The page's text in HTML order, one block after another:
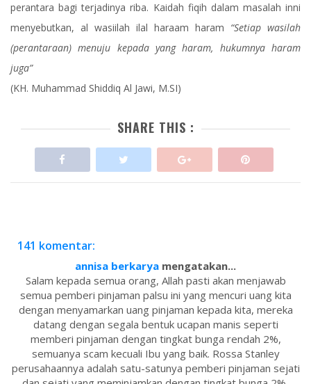
perantara bagi terjadinya riba. Kaidah fiqih dalam masalah inni
menyebutkan, al wasiilah ilal haraam haram “Setiap wasilah
(perantaraan) menuju kepada yang haram, hukumnya haram
juga”
(KH. Muhammad Shiddiq Al Jawi, M.SI)
SHARE THIS :
141 komentar:
annisa berkarya mengatakan...
Salam kepada semua orang, Allah pasti akan menjawab
semua pemberi pinjaman palsu ini yang mencuri uang kita
dengan menyamarkan uang pinjaman kepada kita, mereka
datang dengan segala bentuk ucapan manis seperti
memberi pinjaman dengan tingkat bunga rendah 2%,
semuanya scam kecuali Ibu yang baik. Rossa Stanley
perusahaannya adalah satu-satunya pemberi pinjaman sejati